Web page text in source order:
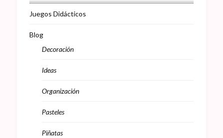
Juegos Didácticos
Blog
Decoración
Ideas
Organización
Pasteles
Piñatas